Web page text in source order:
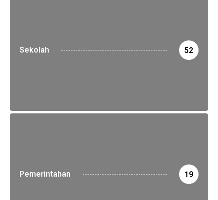
Sekolah 52
Pemerintahan 19